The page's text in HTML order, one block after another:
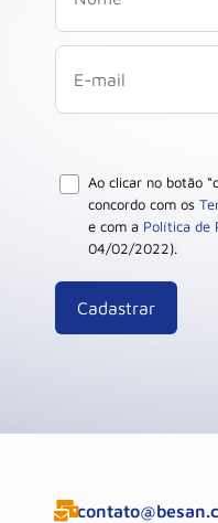
Ao clicar no botão
concordo com os
e com a Política de
04/02/2022).